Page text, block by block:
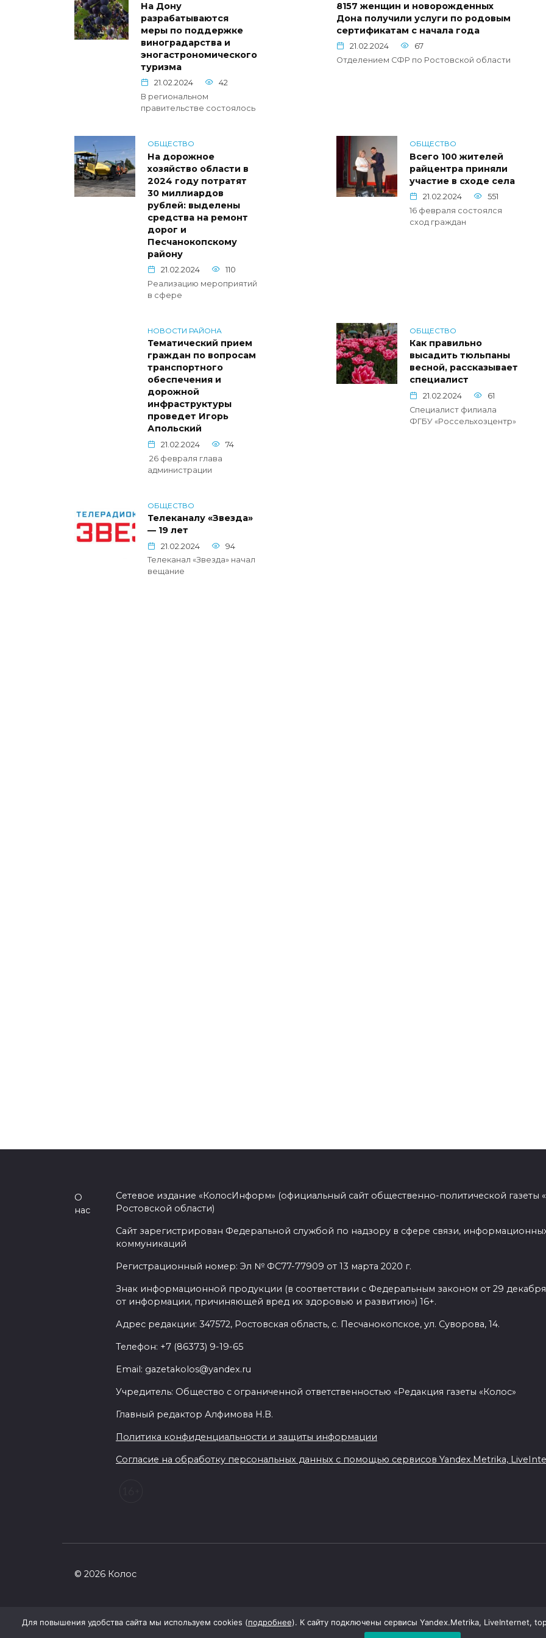
На Дону
разрабатываются
меры по поддержке
виноградарства и
эногастрономического
туризма
21.02.2024
42
В региональном
правительстве состоялось
8157 женщин и новорожденных
Дона получили услуги по родовым
сертификатам с начала года
21.02.2024
67
Отделением СФР по Ростовской области
ОБЩЕСТВО
На дорожное
хозяйство области в
2024 году потратят
30 миллиардов
рублей: выделены
средства на ремонт
дорог и
Песчанокопскому
району
21.02.2024
110
Реализацию мероприятий
в сфере
ОБЩЕСТВО
Всего 100 жителей
райцентра приняли
участие в сходе села
21.02.2024
551
16 февраля состоялся
сход граждан
НОВОСТИ РАЙОНА
Тематический прием
граждан по вопросам
транспортного
обеспечения и
дорожной
инфраструктуры
проведет Игорь
Апольский
21.02.2024
74
26 февраля глава
администрации
ОБЩЕСТВО
Как правильно
высадить тюльпаны
весной, рассказывает
специалист
21.02.2024
61
Специалист филиала
ФГБУ «Россельхозцентр»
ОБЩЕСТВО
Телеканалу «Звезда»
— 19 лет
21.02.2024
94
Телеканал «Звезда» начал
вещание
О
нас
Сетевое издание «КолосИнформ» (официальный сайт общественно-политической газеты
Ростовской области)
Сайт зарегистрирован Федеральной службой по надзору в сфере связи,
коммуникаций
Регистрационный номер: Эл № ФС77-77909 от 13 марта 2020 г.
Знак информационной продукции (в соответствии с Федеральным законом от 29
от информации, причиняющей вред их здоровью и развитию») 16+.
Адрес редакции: 347572, Ростовская область, с. Песчанокопское, ул. Суворова, 14.
Телефон: +7 (86373) 9-19-65
Email: gazetakolos@yandex.ru
Учредитель: Общество с ограниченной ответственностью «Редакция газеты «Колос»
Главный редактор Алфимова Н.В.
Политика конфиденциальности и защиты информации
Согласие на обработку персональных данных с помощью сервисов Yandex.Metrika,
© 2026 Колос
Для повышения удобства сайта мы используем cookies (подробнее). К сайту подключены сервисы Yandex.Metrika, LiveInternet,